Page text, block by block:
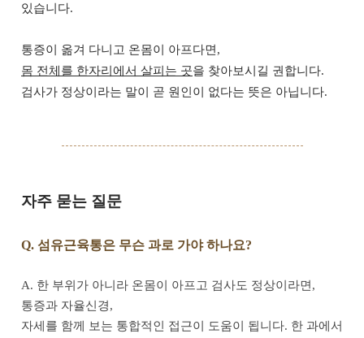
있습니다.
통증이 옮겨 다니고 온몸이 아프다면,
몸 전체를 한자리에서 살피는 곳을 찾아보시길 권합니다.
검사가 정상이라는 말이 곧 원인이 없다는 뜻은 아닙니다.
자주 묻는 질문
Q. 섬유근육통은 무슨 과로 가야 하나요?
A. 한 부위가 아니라 온몸이 아프고 검사도 정상이라면,
통증과 자율신경,
자세를 함께 보는 통합적인 접근이 도움이 됩니다. 한 과에서